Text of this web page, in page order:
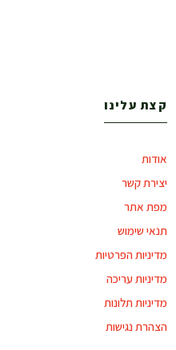
קצת עלינו
אודות
יצירת קשר
מפת אתר
תנאי שימוש
מדיניות הפרטיות
מדיניות עריכה
מדיניות תלונות
הצהרת נגישות